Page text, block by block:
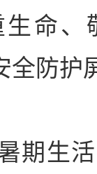
命、
全防护
生活